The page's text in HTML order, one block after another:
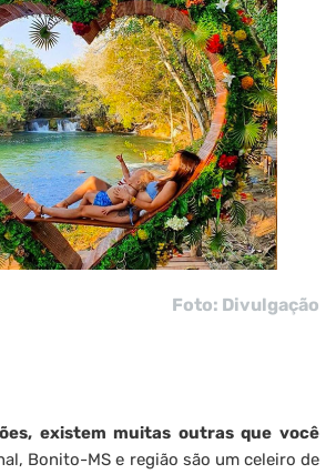
Foto: Divulgação
existem muitas outras que você
Bonito-MS e região são um celeiro de